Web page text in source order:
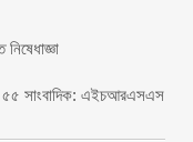
৫৫ সাংবাদিক: এইচআরএসএস